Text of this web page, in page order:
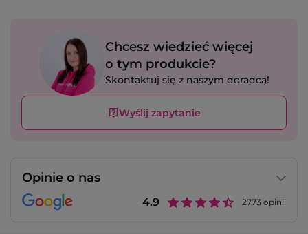
Chcesz wiedzieć więcej
o tym produkcie?
Skontaktuj się z naszym doradcą!
Wyślij zapytanie
Opinie o nas
4.9 2773 opinii